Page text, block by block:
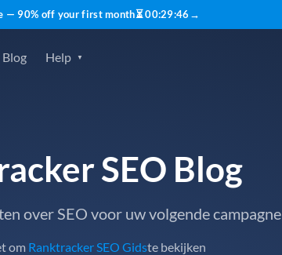
— 90% off your first month⏳00:29:45 →
Blog Help
SEO Blog
over SEO voor uw volgende campagne
om Ranktracker SEO Gidste bekijken